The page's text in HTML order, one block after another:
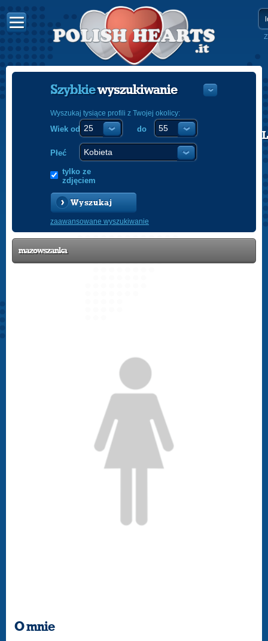
POLISH
Szybkiewyszukiwanie
Wyszukaj tysiące profili z Twojej okolicy:
Wiek od do
Płeć
tylko ze
zdjęciem
Wyszukaj
zaawansowane wyszukiwanie
mazowszanka
O mnie